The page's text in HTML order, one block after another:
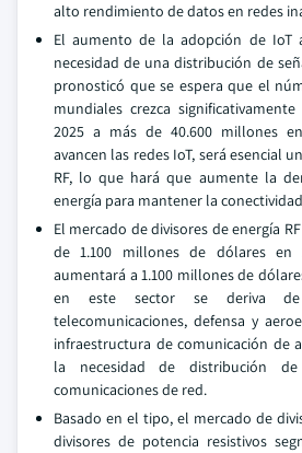
alto rendimiento de datos en redes
El aumento de la adopción de IoT
necesidad de una distribución de
pronosticó que se espera que el
mundiales crezca
2025 a más de 40.600 millones
avancen las redes IoT, será esencial
RF, lo que hará que aumente la
energía para mantener la
El mercado de divisores de energía
de 1.100 millones de dólares
aumentará a 1.100 millones de
en este sector se deriva
telecomunicaciones, defensa y
infraestructura de comunicación de
la necesidad de distribución
comunicaciones de red.
Basado en el tipo, el mercado de
divisores de potencia resistivos